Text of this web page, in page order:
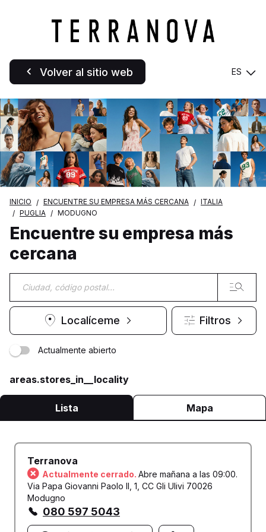
Volver al sitio web ES
INICIO ENCUENTRE SU EMPRESA MÁS CERCANA
ITALIA
PUGLIA
MODUGNO
Encuentre su empresa más
cercana
Localíceme Filtros
Actualmente abierto
areas.stores_in__locality
Lista Mapa
Terranova
Actualmente cerrado. Abre mañana a las 09:00.
Via Papa Giovanni Paolo II, 1, CC Gli Ulivi 70026
Modugno
080 597 5043